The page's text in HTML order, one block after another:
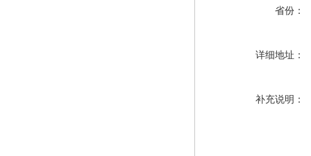
省份：
详细地址：
补充说明：